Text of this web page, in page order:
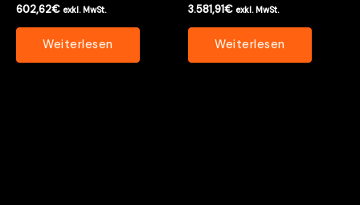
Bewertet
mit
0
602,62€ exkl. MwSt.
Weiterlesen
Bewertet
mit
0
3.581,91€ exkl. MwSt.
Weiterlesen